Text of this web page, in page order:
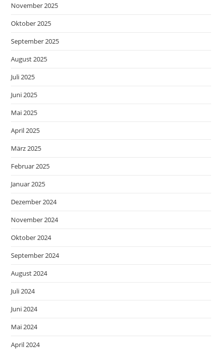
November 2025
Oktober 2025
September 2025
August 2025
Juli 2025
Juni 2025
Mai 2025
April 2025
März 2025
Februar 2025
Januar 2025
Dezember 2024
November 2024
Oktober 2024
September 2024
August 2024
Juli 2024
Juni 2024
Mai 2024
April 2024